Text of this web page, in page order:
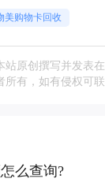
美购物卡回收
站原创撰写并发表
有，如有侵权可联
么查询?